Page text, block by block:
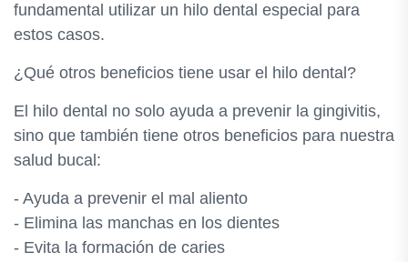
fundamental utilizar un hilo dental especial para
estos casos.
¿Qué otros beneficios tiene usar el hilo dental?
El hilo dental no solo ayuda a prevenir la gingivitis,
sino que también tiene otros beneficios para nuestra
salud bucal:
- Ayuda a prevenir el mal aliento
- Elimina las manchas en los dientes
- Evita la formación de caries